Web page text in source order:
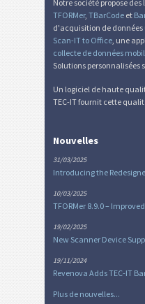
Notre société propose
TFORMer, TBarCode et
d'acquisition de données
Scan-IT to Office, une
collecte de données
Solutions personnalisées
Un logiciel de haute
TEC-IT fournit cette
Nouvelles
31/03/2025
Introducing the
10/03/2025
TFORMer 8.9.0 –
19/02/2025
New Scanner Device
19/11/2024
Revenova Adds TEC-IT
Plus de nouvelles...